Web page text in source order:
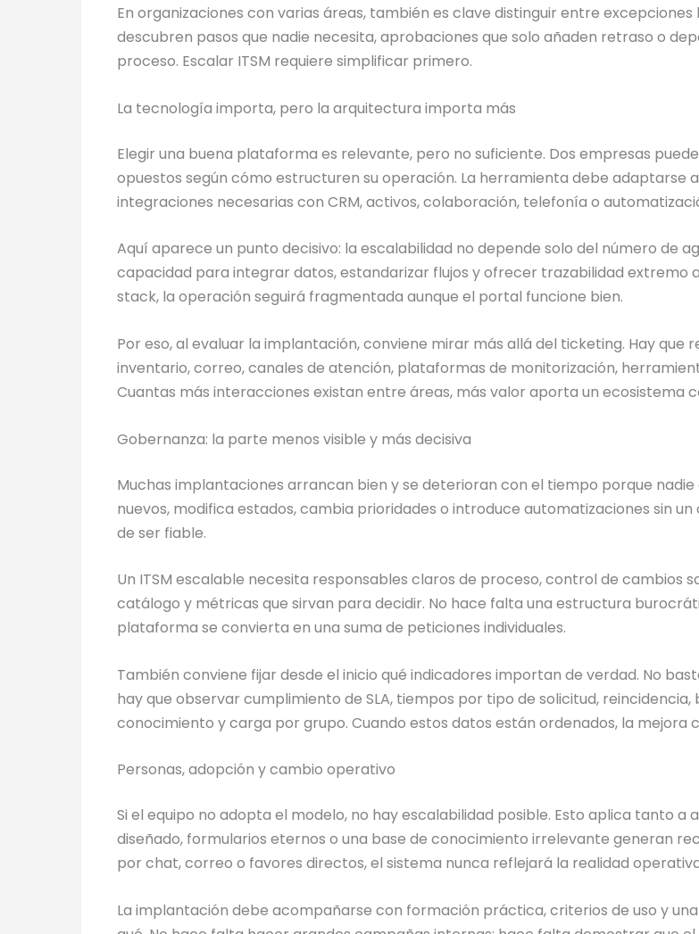
En organizaciones con varias áreas, también es clave distinguir entre
descubren pasos que nadie necesita, aprobaciones que solo añaden retraso o
proceso. Escalar ITSM requiere simplificar primero.
La tecnología importa, pero la arquitectura importa más
Elegir una buena plataforma es relevante, pero no suficiente. Dos empresas
opuestos según cómo estructuren su operación. La herramienta debe adaptarse
integraciones necesarias con CRM, activos, colaboración, telefonía o
Aquí aparece un punto decisivo: la escalabilidad no depende solo del número de
capacidad para integrar datos, estandarizar flujos y ofrecer trazabilidad extremo
stack, la operación seguirá fragmentada aunque el portal funcione bien.
Por eso, al evaluar la implantación, conviene mirar más allá del ticketing. Hay que
inventario, correo, canales de atención, plataformas de monitorización,
Cuantas más interacciones existan entre áreas, más valor aporta un ecosistema
Gobernanza: la parte menos visible y más decisiva
Muchas implantaciones arrancan bien y se deterioran con el tiempo porque
nuevos, modifica estados, cambia prioridades o introduce automatizaciones sin
de ser fiable.
Un ITSM escalable necesita responsables claros de proceso, control de cambios
catálogo y métricas que sirvan para decidir. No hace falta una estructura
plataforma se convierta en una suma de peticiones individuales.
También conviene fijar desde el inicio qué indicadores importan de verdad. No
hay que observar cumplimiento de SLA, tiempos por tipo de solicitud,
conocimiento y carga por grupo. Cuando estos datos están ordenados, la mejora
Personas, adopción y cambio operativo
Si el equipo no adopta el modelo, no hay escalabilidad posible. Esto aplica tanto a
diseñado, formularios eternos o una base de conocimiento irrelevante generan
por chat, correo o favores directos, el sistema nunca reflejará la realidad
La implantación debe acompañarse con formación práctica, criterios de uso y